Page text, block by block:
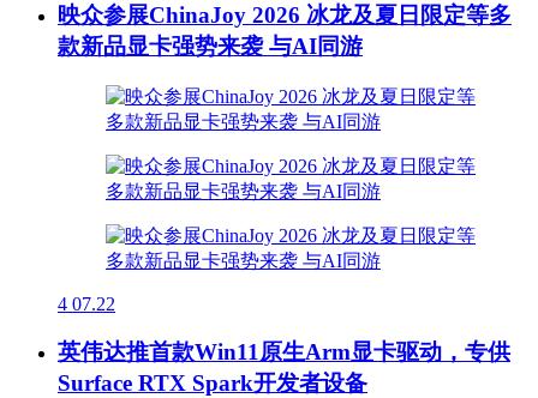
映众参展ChinaJoy 2026 冰龙及夏日限定等多
款新品显卡强势来袭 与AI同游
4 07.22
英伟达推首款Win11原生Arm显卡驱动，专供
Surface RTX Spark开发者设备